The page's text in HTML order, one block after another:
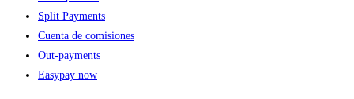
Split Payments
Cuenta de comisiones
Out-payments
Easypay now